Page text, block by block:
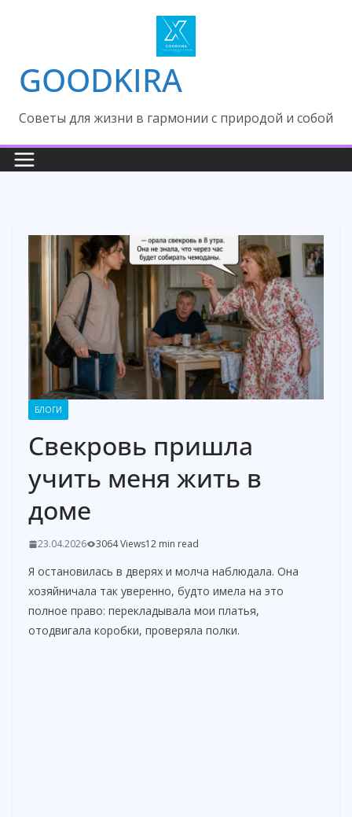
GOODKIRA
Cоветы для жизни в гармонии с природой и собой
БЛОГИ
Свекровь пришла
учить меня жить в
доме
23.04.2026 3064 Views12 min read
Я остановилась в дверях и молча наблюдала. Она
хозяйничала так уверенно, будто имела на это
полное право: перекладывала мои платья,
отодвигала коробки, проверяла полки.